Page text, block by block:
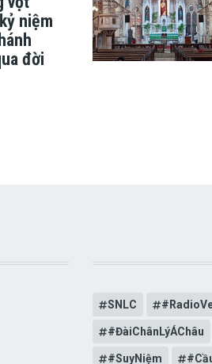
niệm
đời
SNLC
#ĐàiChânLýÁChâu
#SuyNiệm